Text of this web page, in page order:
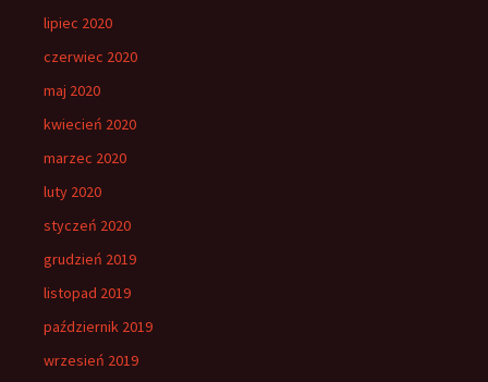
lipiec 2020
czerwiec 2020
maj 2020
kwiecień 2020
marzec 2020
luty 2020
styczeń 2020
grudzień 2019
listopad 2019
październik 2019
wrzesień 2019